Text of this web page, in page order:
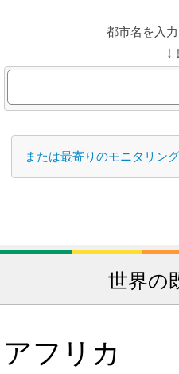
都市名を入
↓
または最寄りのモニタリン
世界の
アフリカ